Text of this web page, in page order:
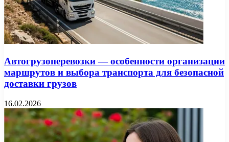
Автогрузоперевозки — особенности организации
маршрутов и выбора транспорта для безопасной
доставки грузов
16.02.2026